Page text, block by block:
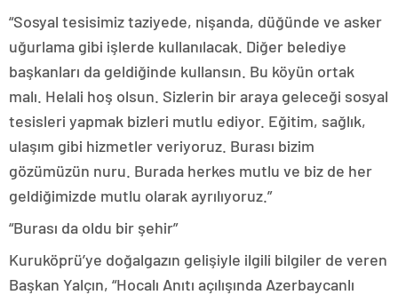
“Sosyal tesisimiz taziyede, nişanda, düğünde ve asker
uğurlama gibi işlerde kullanılacak. Diğer belediye
başkanları da geldiğinde kullansın. Bu köyün ortak
malı. Helali hoş olsun. Sizlerin bir araya geleceği sosyal
tesisleri yapmak bizleri mutlu ediyor. Eğitim, sağlık,
ulaşım gibi hizmetler veriyoruz. Burası bizim
gözümüzün nuru. Burada herkes mutlu ve biz de her
geldiğimizde mutlu olarak ayrılıyoruz.”
“Burası da oldu bir şehir”
Kuruköprü’ye doğalgazın gelişiyle ilgili bilgiler de veren
Başkan Yalçın, “Hocalı Anıtı açılışında Azerbaycanlı